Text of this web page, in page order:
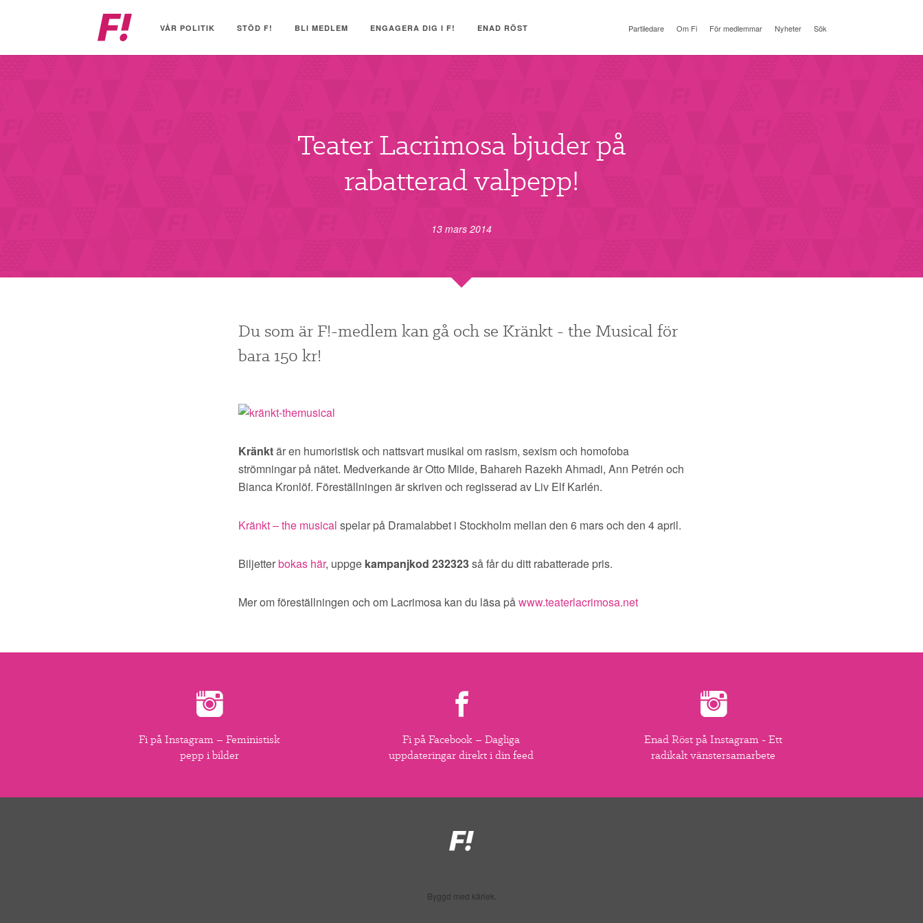
initiativ
VÅR POLITIK STÖD F! BLI MEDLEM ENGAGERA DIG I F! ENAD RÖST Partiledare Om Fi För medlemmar Nyheter Sök
Teater Lacrimosa bjuder på
rabatterad valpepp!
13 mars 2014
Du som är F!-medlem kan gå och se Kränkt - the Musical för
bara 150 kr!
Kränktär en humoristisk och nattsvart musikal om rasism, sexism och homofoba
strömningar på nätet. Medverkande är Otto Milde, Bahareh Razekh Ahmadi, Ann Petrén och
Bianca Kronlöf. Föreställningen är skriven och regisserad av Liv Elf Karlén.
Kränkt – the musical spelar på Dramalabbet i Stockholm mellan den 6 mars och den 4 april.
Biljetterbokas här, uppge kampanjkod 232323så får du ditt rabatterade pris.
Mer om föreställningen och om Lacrimosa kan du läsa påwww.teaterlacrimosa.net
Fi på Instagram – Feministisk
pepp i bilder
Fi på Facebook – Dagliga
uppdateringar direkt i din feed
Enad Röst på Instagram - Ett
radikalt vänstersamarbete
Feministiskt
initiativ
Byggd med kärlek.